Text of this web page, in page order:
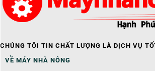
CHÚNG TÔI TIN CHẤT LƯỢNG LÀ DỊCH VỤ
VỀ MÁY NHÀ NÔNG